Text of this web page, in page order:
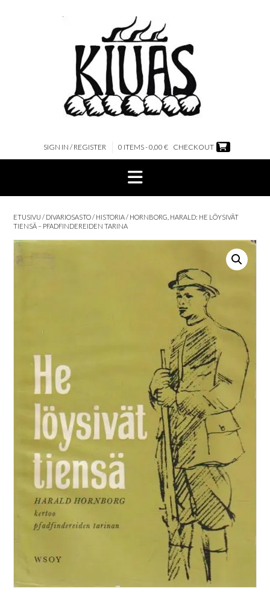
SIGN IN / REGISTER 0 ITEMS - 0,00 € CHECKOUT
ETUSIVU / DIVARIOSASTO/ HISTORIA/ HORNBORG, HARALD: HE LÖYSIVÄT
TIENSÄ – PFADFINDEREIDEN TARINA